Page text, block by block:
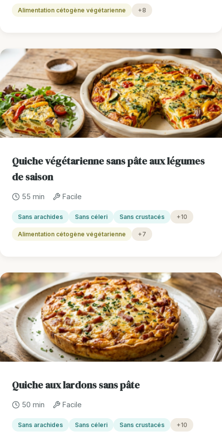
Alimentation cétogène végétarienne +8
Quiche végétarienne sans pâte aux légumes
de saison
55 min Facile
Sans arachides Sans céleri Sans crustacés +10
Alimentation cétogène végétarienne +7
Quiche aux lardons sans pâte
50 min Facile
Sans arachides Sans céleri Sans crustacés +10